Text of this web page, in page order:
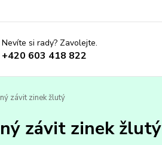
Nevíte si rady? Zavolejte.
+420 603 418 822
závit zinek žlutý
závit zinek žlutý